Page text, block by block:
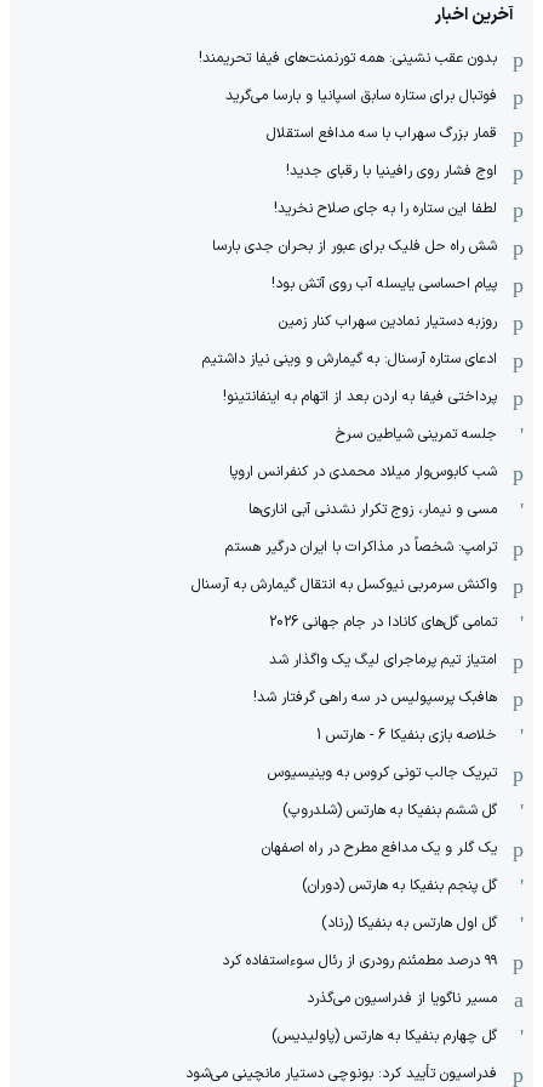
آخرین اخبار
بدون عقب نشینی: همه تورنمنت‌های فیفا تحریمند!
فوتبال برای ستاره سابق اسپانیا و بارسا می‌گرید
قمار بزرگ سهراب با سه مدافع استقلال
اوج فشار روی رافینیا با رقبای جدید!
لطفا این ستاره را به جای صلاح نخرید!
شش راه حل فلیک برای عبور از بحران جدی بارسا
پیام احساسی یایسله آب روی آتش بود!
روزبه دستیار نمادین سهراب کنار زمین
ادعای ستاره آرسنال: به گیمارش و وینی نیاز داشتیم
پرداختی فیفا به اردن بعد از اتهام به اینفانتینو!
جلسه تمرینی شیاطین سرخ
شب کابوس‌وار میلاد محمدی در کنفرانس اروپا
مسی و نیمار، زوج تکرار نشدنی آبی اناری‌ها
ترامپ: شخصاً در مذاکرات با ایران درگیر هستم
واکنش سرمربی نیوکسل به انتقال گیمارش به آرسنال
تمامی گل‌های کانادا در جام جهانی 2026
امتیاز تیم پرماجرای لیگ یک واگذار شد
هافبک پرسپولیس در سه راهی گرفتار شد!
خلاصه بازی بنفیکا 6 - هارتس 1
تبریک جالب تونی کروس به وینیسیوس
گل ششم بنفیکا به هارتس (شلدروپ)
یک گلر و یک مدافع مطرح در راه اصفهان
گل پنجم بنفیکا به هارتس (دوران)
گل اول هارتس به بنفیکا (رناد)
۹۹ درصد مطمئنم رودری از رئال سوءاستفاده کرد
مسیر ناگویا از فدراسیون می‌گذرد
گل چهارم بنفیکا به هارتس (پاولیدیس)
فدراسیون تأیید کرد: بونوچی دستیار مانچینی می‌شود